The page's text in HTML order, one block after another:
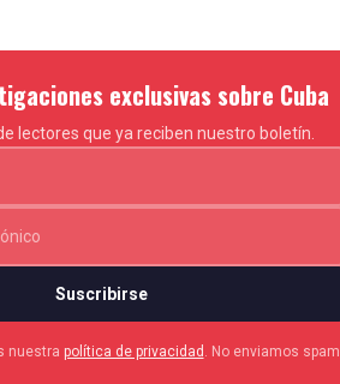
exclusivas sobre Cuba
lectores que ya reciben nuestro boletín.
Suscribirse
nuestra política de privacidad . No enviamos spam.